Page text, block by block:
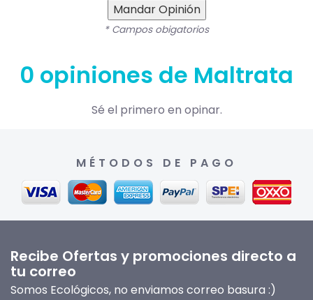
Mandar Opinión
* Campos obigatorios
0 opiniones de Maltrata
Sé el primero en opinar.
MÉTODOS DE PAGO
Recibe Ofertas y promociones directo a
tu correo
Somos Ecológicos, no enviamos correo basura :)